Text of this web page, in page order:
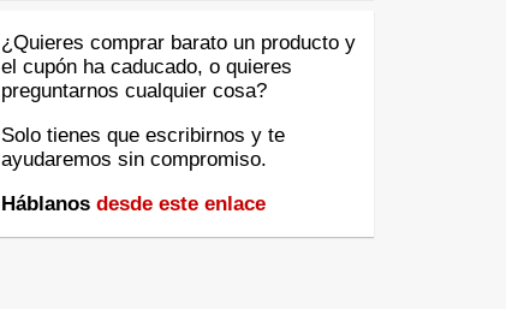
¿Quieres comprar barato un producto y
el cupón ha caducado, o quieres
preguntarnos cualquier cosa?
Solo tienes que escribirnos y te
ayudaremos sin compromiso.
Háblanos desde este enlace